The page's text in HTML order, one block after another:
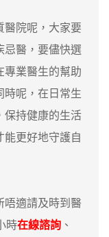
院呢，大家要
忌醫，要儘快選
專業醫生的幫助
時呢，在日常生
保持健康的生活
能更好地守護自
適請及時到醫
時在線諮詢 、